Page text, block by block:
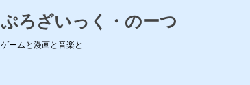
ぷろざいっく・のーつ
ゲームと漫画と音楽と